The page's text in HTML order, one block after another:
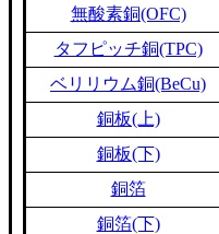
無酸素銅(OFC)
タフピッチ銅(TPC)
ベリリウム銅(BeCu)
銅板(上)
銅板(下)
銅箔
銅箔(下)